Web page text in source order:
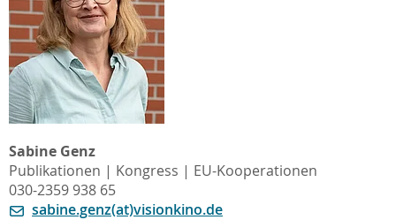
Sabine Genz
Publikationen | Kongress | EU-Kooperationen
030-2359 938 65
sabine.genz(at)visionkino.de